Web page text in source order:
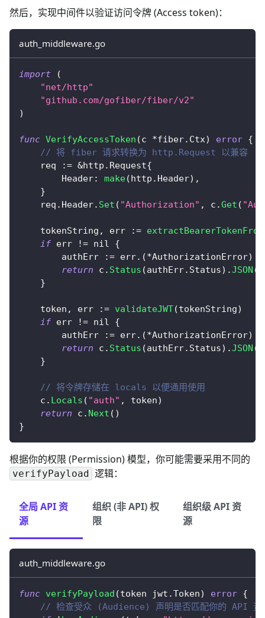
然后，实现中间件以验证访问令牌 (Access token)：
auth_middleware.go
import
(
"net/http"
"github.com/gofiber/fiber/v2"
)
func VerifyAccessToken (c *fiber. Ctx) error {
// 将 fiber 请求转换为 http.Request 以兼容
    req
:= &http . Request{
        Header
: make(http . Header) ,
}
    req
. Header. Set ( "Authorization" , c .Get (
    tokenString
, err :=
if err != nil
{
        authErr
:= err. (*AuthorizationError)
return c . Status (authErr. Status) .JSON (
}
    token
, err := validateJWT(tokenString)
if err != nil
{
        authErr
:= err. (*AuthorizationError)
return c . Status (authErr. Status) .JSON (
}
// 将令牌存储在 locals 以便通用使用
    c
. Locals ( "auth" , token)
return c . Next ( )
}
根据你的权限 (Permission) 模型，你可能需要采用不同的
verifyPayload 逻辑：
全局 API 资
源
组织 (非 API) 权
限
组织级 API 资
源
auth_middleware.go
func verifyPayload (token jwt .Token) error {
// 检查受众 (Audience) 声明是否匹配你的 API